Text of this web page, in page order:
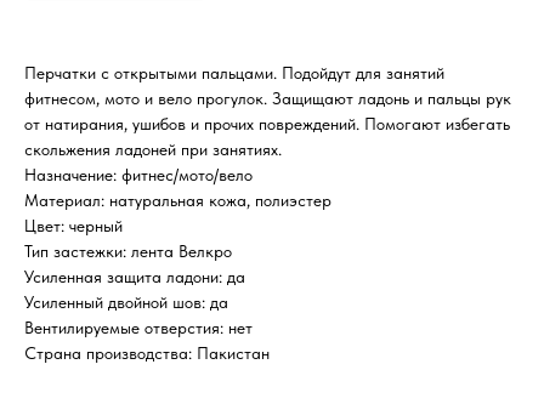
Перчатки с открытыми пальцами. Подойдут для занятий
фитнесом, мото и вело прогулок. Защищают ладонь и пальцы рук
от натирания, ушибов и прочих повреждений. Помогают избегать
скольжения ладоней при занятиях.
Назначение: фитнес/мото/вело
Материал: натуральная кожа, полиэстер
Цвет: черный
Тип застежки: лента Велкро
Усиленная защита ладони: да
Усиленный двойной шов: да
Вентилируемые отверстия: нет
Страна производства: Пакистан